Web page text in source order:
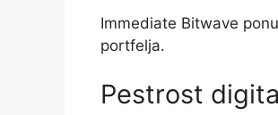
Immediate Bitwave
portfelja.
Pestrost